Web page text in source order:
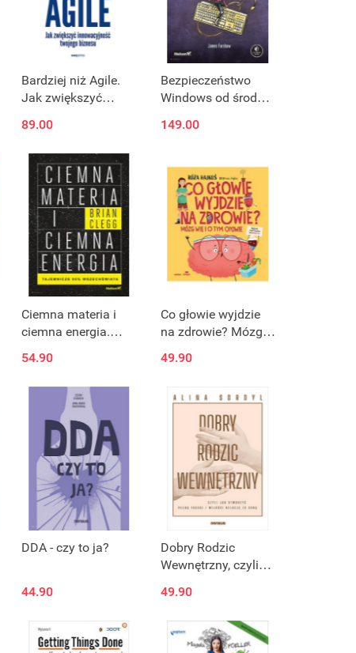
Bardziej niż Agile.
Jak zwiększyć
twojego biznesu
89.00
Bezpieczeństwo
Windows od środka.
spojrzenie na
autoryzację i audyt
systemu
149.00
Ciemna materia i
ciemna energia.
wszechświata
54.90
Co głowie wyjdzie
na zdrowie? Mózg
49.90
DDA - czy to ja?
44.90
Dobry Rodzic
Wewnętrzny, czyli
troski i miłości
relację ze sobą
49.90